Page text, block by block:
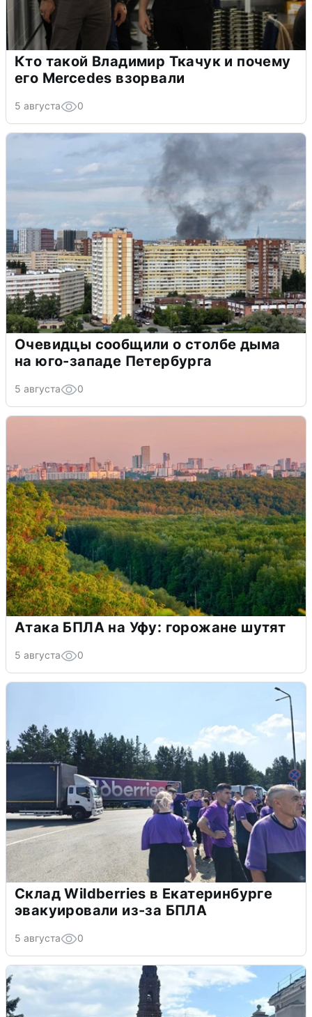
Кто такой Владимир Ткачук и почему
его Mercedes взорвали
5 августа 0
Очевидцы сообщили о столбе дыма
на юго-западе Петербурга
5 августа 0
Атака БПЛА на Уфу: горожане шутят
5 августа 0
Склад Wildberries в Екатеринбурге
эвакуировали из-за БПЛА
5 августа 0